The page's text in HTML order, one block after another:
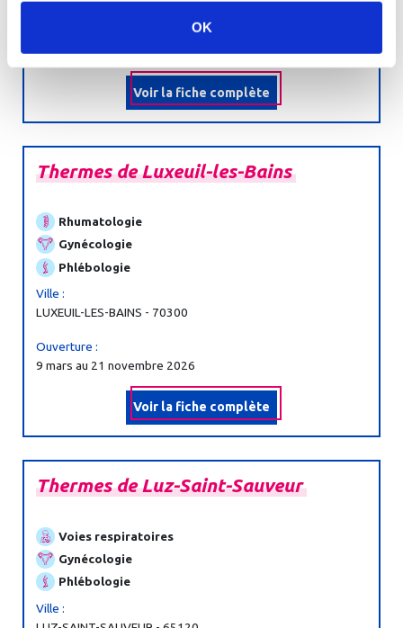
OK
23 mars au 17 octobre 2026
Voir la fiche complète
ThermesdeLuxeuil-les-Bains
Rhumatologie
Gynécologie
Phlébologie
Ville :
LUXEUIL-LES-BAINS - 70300
Ouverture :
9 mars au 21 novembre 2026
Voir la fiche complète
ThermesdeLuz-Saint-Sauveur
Voies respiratoires
Gynécologie
Phlébologie
Ville :